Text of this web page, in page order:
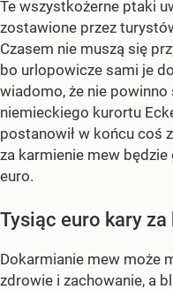
Te wszystkożerne ptaki
zostawione przez
Czasem nie muszą się
bo urlopowicze sami je
wiadomo, że nie powinno
niemieckiego kurortu
postanowił w końcu coś
za karmienie mew
euro.
Tysiąc euro kary
Dokarmianie mew może
zdrowie i zachowanie, a